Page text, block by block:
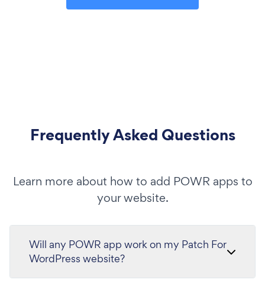
Frequently Asked Questions
Learn more about how to add POWR apps to
your website.
Will any POWR app work on my Patch For
WordPress website?